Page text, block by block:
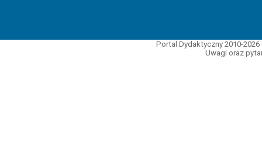
Portal Dydaktyczny 2010-
Uwagi oraz